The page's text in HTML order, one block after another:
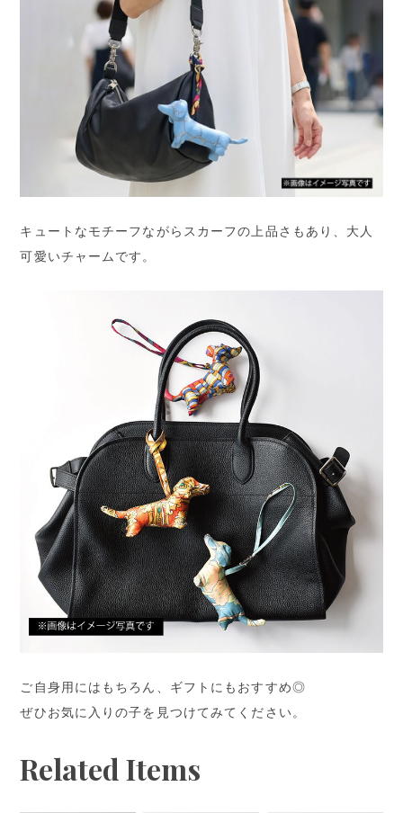
キュートなモチーフながらスカーフの上品さもあり、大人
可愛いチャームです。
ご自身用にはもちろん、ギフトにもおすすめ◎
ぜひお気に入りの子を見つけてみてください。
Related Items